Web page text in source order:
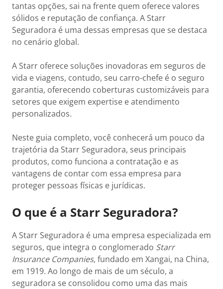
tantas opções, sai na frente quem oferece valores
sólidos e reputação de confiança. A Starr
Seguradora é uma dessas empresas que se destaca
no cenário global.
A Starr oferece soluções inovadoras em seguros de
vida e viagens, contudo, seu carro-chefe é o seguro
garantia, oferecendo coberturas customizáveis para
setores que exigem expertise e atendimento
personalizados.
Neste guia completo, você conhecerá um pouco da
trajetória da Starr Seguradora, seus principais
produtos, como funciona a contratação e as
vantagens de contar com essa empresa para
proteger pessoas físicas e jurídicas.
O que é a Starr Seguradora?
A Starr Seguradora é uma empresa especializada em
seguros, que integra o conglomerado Starr
Insurance Companies, fundado em Xangai, na China,
em 1919. Ao longo de mais de um século, a
seguradora se consolidou como uma das mais